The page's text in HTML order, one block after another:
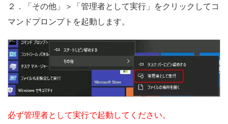
２．「その他」＞「管理者として実行」をクリックしてコ
マンドプロンプトを起動します。
必ず管理者として実行で起動してください。